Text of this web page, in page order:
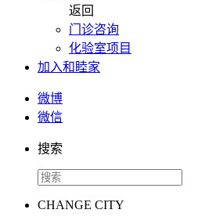
返回
门诊咨询
化验室项目
加入和睦家
微博
微信
搜索
CHANGE CITY